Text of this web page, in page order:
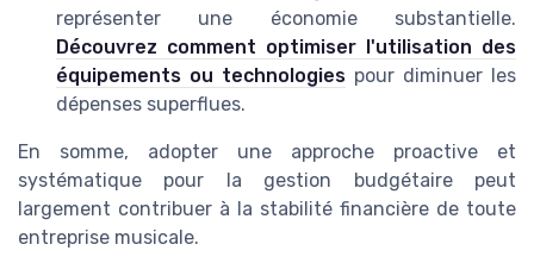
représenter une économie substantielle.
Découvrez comment optimiser l'utilisation des
équipements ou technologies pour diminuer les
dépenses superflues.
En somme, adopter une approche proactive et
systématique pour la gestion budgétaire peut
largement contribuer à la stabilité financière de toute
entreprise musicale.